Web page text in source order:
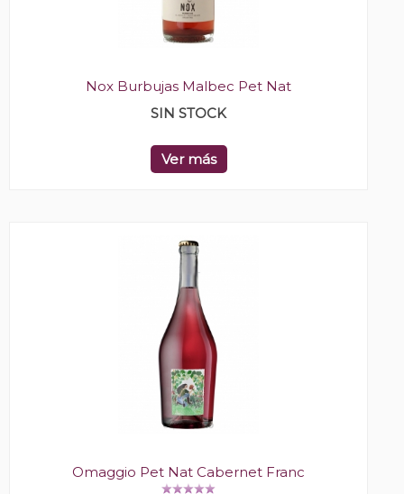
Nox Burbujas Malbec Pet Nat
SIN STOCK
Ver más
Omaggio Pet Nat Cabernet Franc